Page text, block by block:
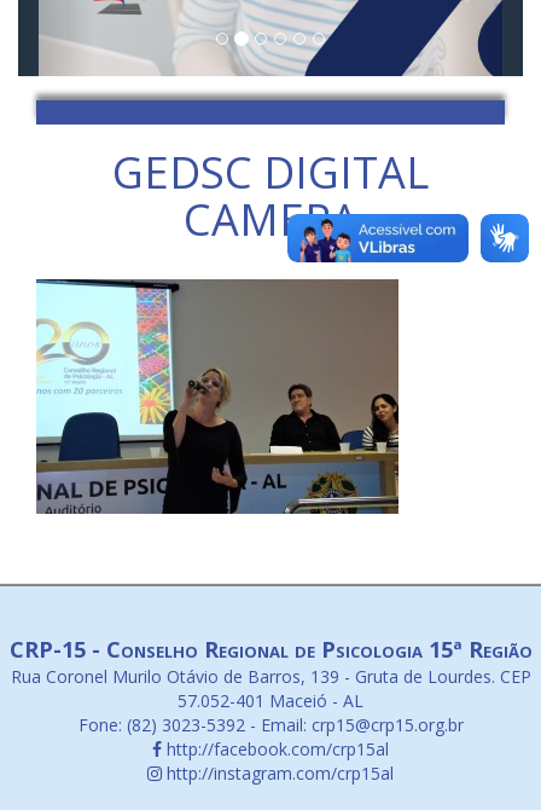
GEDSC DIGITAL
CAMERA
CRP-15 - Conselho Regional de Psicologia 15ª Região
Rua Coronel Murilo Otávio de Barros, 139 - Gruta de Lourdes. CEP
57.052-401 Maceió - AL
Fone: (82) 3023-5392 - Email: crp15@crp15.org.br
http://facebook.com/crp15al
http://instagram.com/crp15al